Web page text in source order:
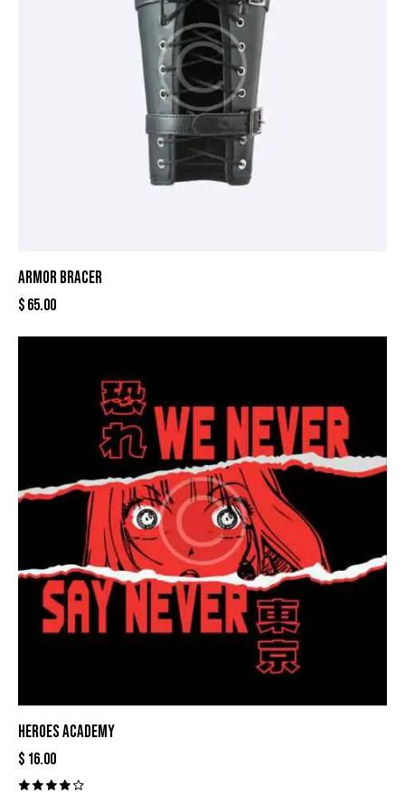
ARMOR BRACER
$65.00
HEROES ACADEMY
$ 16.00